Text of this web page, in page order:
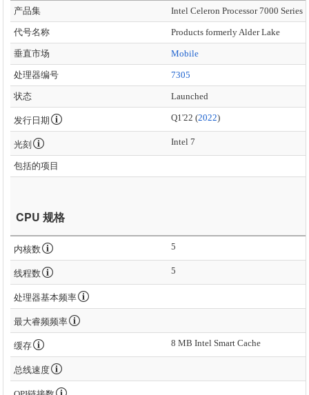
产品集 Intel Celeron Processor 7000 Series
代号名称 Products formerly Alder Lake
垂直市场 Mobile
处理器编号 7305
状态 Launched
发行日期 Q1'22 (2022)
光刻 Intel 7
包括的项目
CPU 规格
内核数 5
线程数 5
处理器基本频率
最大睿频频率
缓存 8 MB Intel Smart Cache
总线速度